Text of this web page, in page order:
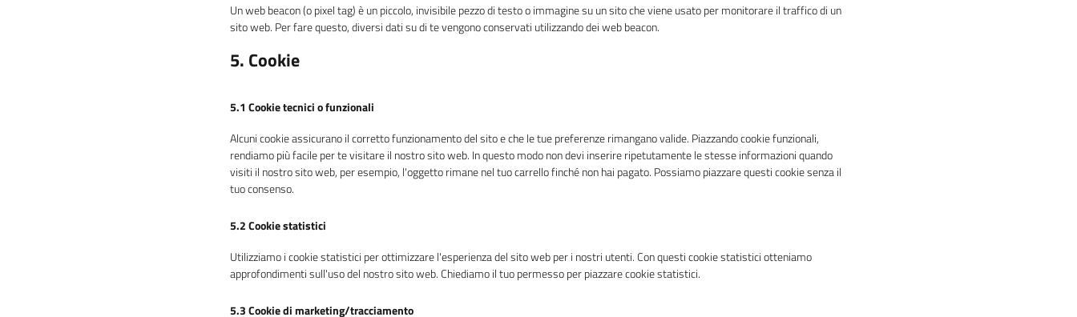
Un web beacon (o pixel tag) è un piccolo, invisibile pezzo di testo o immagine su un sito che viene usato per monitorare il traffico di un
sito web. Per fare questo, diversi dati su di te vengono conservati utilizzando dei web beacon.
5. Cookie
5.1 Cookie tecnici o funzionali
Alcuni cookie assicurano il corretto funzionamento del sito e che le tue preferenze rimangano valide. Piazzando cookie funzionali,
rendiamo più facile per te visitare il nostro sito web. In questo modo non devi inserire ripetutamente le stesse informazioni quando
visiti il nostro sito web, per esempio, l'oggetto rimane nel tuo carrello finché non hai pagato. Possiamo piazzare questi cookie senza il
tuo consenso.
5.2 Cookie statistici
Utilizziamo i cookie statistici per ottimizzare l'esperienza del sito web per i nostri utenti. Con questi cookie statistici otteniamo
approfondimenti sull'uso del nostro sito web. Chiediamo il tuo permesso per piazzare cookie statistici.
5.3 Cookie di marketing/tracciamento